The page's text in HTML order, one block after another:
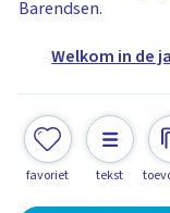
Barendsen.
Welkom in de
favoriet tekst